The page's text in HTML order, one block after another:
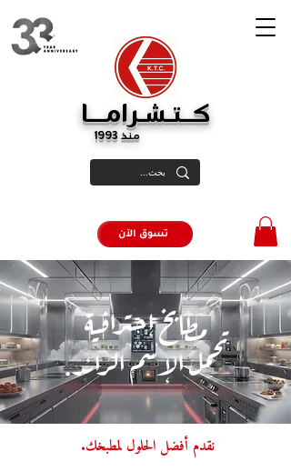
كــتـشـرامـــا
منذ 1993
تسوق الآن
مطابخ إحترافية
تحمل الإسم الرائد.
نقدم أفضل الحلول لمطبخك.